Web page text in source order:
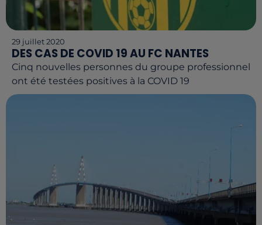
29 juillet 2020
DES CAS DE COVID 19 AU FC NANTES
Cinq nouvelles personnes du groupe professionnel
ont été testées positives à la COVID 19